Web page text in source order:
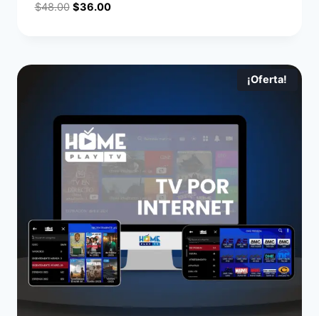
$48.00 $36.00
¡Oferta!